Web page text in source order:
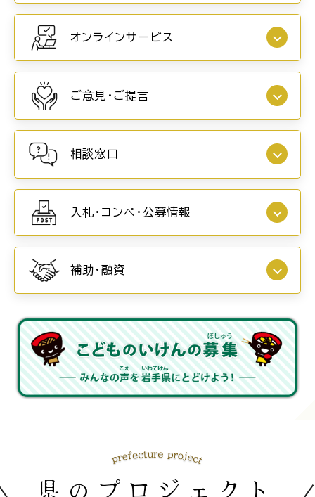
オンラインサービス
ご意見・ご提言
相談窓口
入札・コンペ・公募情報
補助・融資
県のプロジェクト